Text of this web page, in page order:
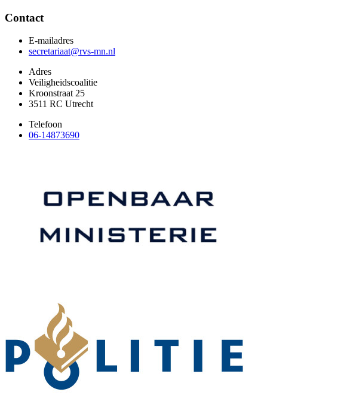
Contact
E-mailadres
secretariaat@rvs-mn.nl
Adres
Veiligheidscoalitie
Kroonstraat 25
3511 RC Utrecht
Telefoon
06-14873690